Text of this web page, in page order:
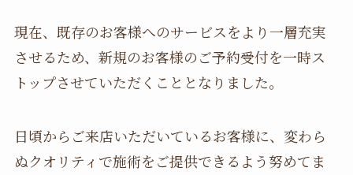
現在、既存のお客様へのサービスをより一層充実
させるため、新規のお客様のご予約受付を一時ス
トップさせていただくこととなりました。
日頃からご来店いただいているお客様に、変わら
ぬクオリティで施術をご提供できるよう努めてま